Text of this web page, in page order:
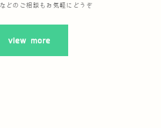
どのご相談も お気軽にどうぞ
view more